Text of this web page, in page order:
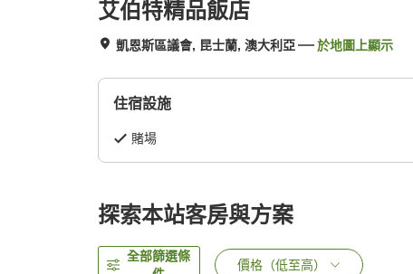
艾伯特精品飯店
凱恩斯區議會, 昆士蘭, 澳大利亞 於地圖上顯示
住宿設施
賭場
探索本站客房與方案
全部篩選條
價格（低至高）